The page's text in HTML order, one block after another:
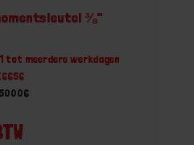
⅜"
tot meerdere werkdagen